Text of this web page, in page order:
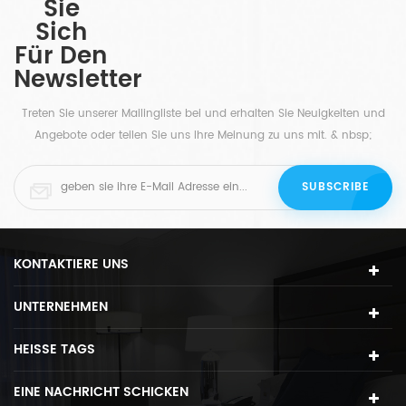
Sie
Sich
Für Den
Newsletter
Treten Sie unserer Mailingliste bei und erhalten Sie Neuigkeiten und
Angebote oder teilen Sie uns Ihre Meinung zu uns mit. & nbsp;
KONTAKTIERE UNS
UNTERNEHMEN
HEISSE TAGS
EINE NACHRICHT SCHICKEN